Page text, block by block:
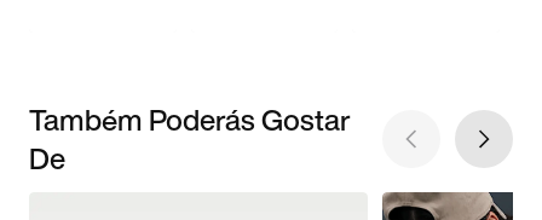
Também Poderás Gostar
De